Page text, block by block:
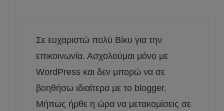
Σε ευχαριστώ πολύ Βίκυ για την
επικοινωνία. Ασχολούμαι μόνο με
WordPress και δεν μπορώ να σε
βοηθήσω ιδιαίτερα με το blogger.
Μήπως ήρθε η ώρα να μετακομίσεις σε